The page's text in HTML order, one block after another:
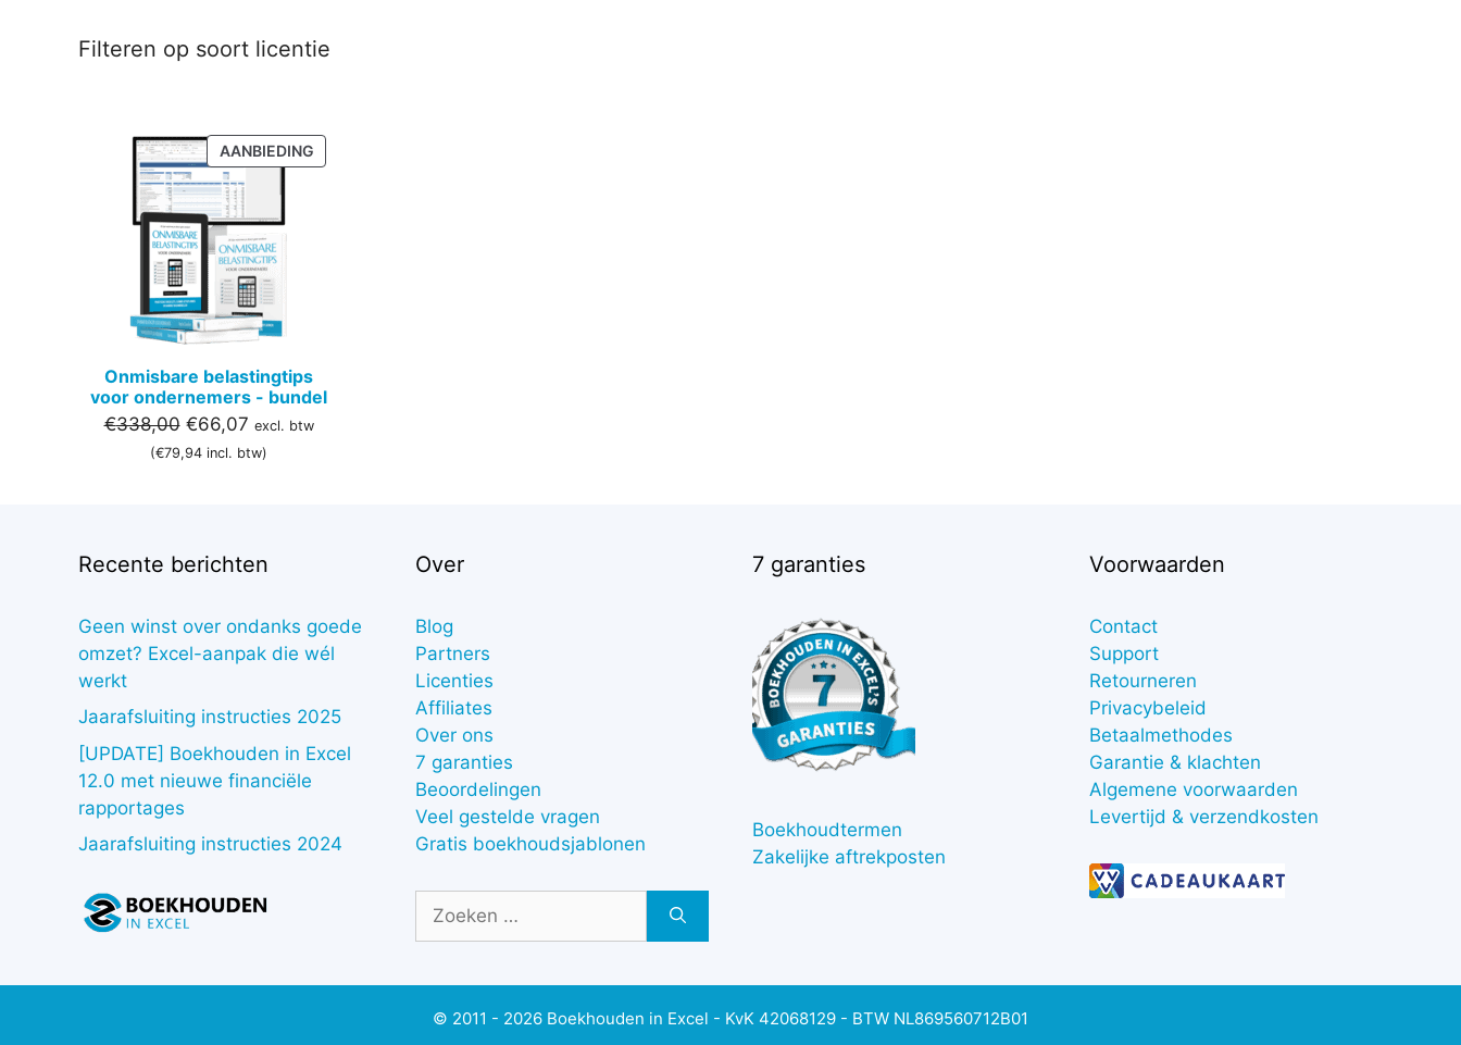
Filteren op soort licentie
AANBIEDINGPRODUCT
IN
Onmisbare belastingtips
voor ondernemers - bundel
€338,00 Oorspronkelijke
prijs
€66,07Huidige
prijs
excl. btw
(€79,94 incl. btw)
Recente berichten
Geen winst over ondanks goede
omzet? Excel-aanpak die wél
werkt
Jaarafsluiting instructies 2025
[UPDATE] Boekhouden in Excel
12.0 met nieuwe financiële
rapportages
Jaarafsluiting instructies 2024
Over
Blog
Partners
Licenties
Affiliates
Over ons
7 garanties
Beoordelingen
Veel gestelde vragen
Gratis boekhoudsjablonen
naar:
7 garanties
Boekhoudtermen
Zakelijke aftrekposten
Voorwaarden
Contact
Support
Retourneren
Privacybeleid
Betaalmethodes
Garantie & klachten
Algemene voorwaarden
Levertijd & verzendkosten
© 2011 - 2026 Boekhouden in Excel - KvK 42068129 - BTW NL869560712B01